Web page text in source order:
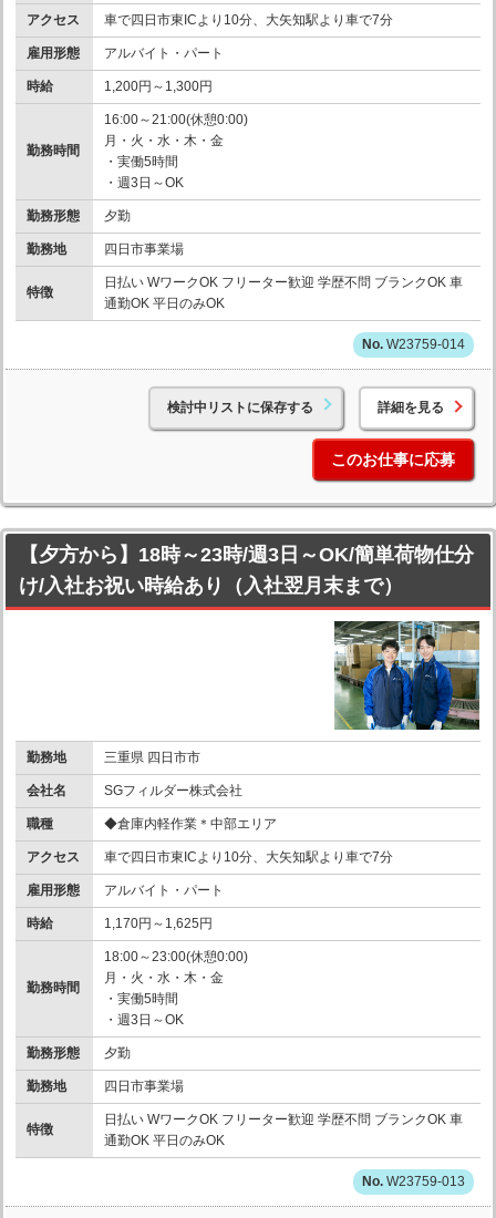
アクセス 車で四日市東ICより10分、大矢知駅より車で7分
雇用形態 アルバイト・パート
時給 1,200円～1,300円
勤務時間
16:00～21:00(休憩0:00)
月・火・水・木・金
・実働5時間
・週3日～OK
勤務形態 夕勤
勤務地 四日市事業場
特徴
日払い WワークOK フリーター歓迎 学歴不問 ブランクOK 車
通勤OK 平日のみOK
W23759-014
検討中リストに保存する 詳細を見る
このお仕事に応募
【夕方から】18時～23時/週3日～OK/簡単荷物仕分
け/入社お祝い時給あり（入社翌月末まで）
勤務地 三重県 四日市市
会社名 SGフィルダー株式会社
職種 ◆倉庫内軽作業＊中部エリア
アクセス 車で四日市東ICより10分、大矢知駅より車で7分
雇用形態 アルバイト・パート
時給 1,170円～1,625円
勤務時間
18:00～23:00(休憩0:00)
月・火・水・木・金
・実働5時間
・週3日～OK
勤務形態 夕勤
勤務地 四日市事業場
特徴
日払い WワークOK フリーター歓迎 学歴不問 ブランクOK 車
通勤OK 平日のみOK
W23759-013